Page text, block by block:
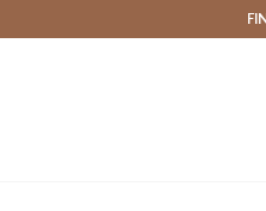
Oszczędzaj